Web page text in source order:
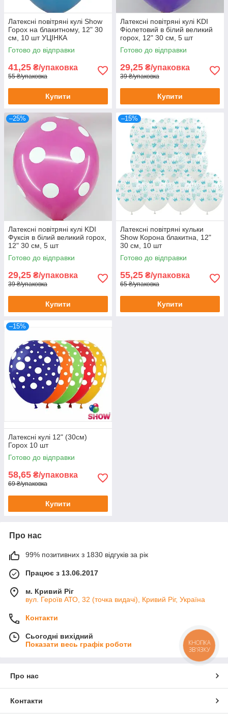
Латексні повітряні кулі Show
Горох на блакитному, 12" 30
см, 10 шт УЦІНКА
Готово до відправки
41,25 ₴/упаковка
55 ₴/упаковка
Купити
Латексні повітряні кулі KDI
Фіолетовий в білий великий
горох, 12" 30 см, 5 шт
Готово до відправки
29,25 ₴/упаковка
39 ₴/упаковка
Купити
–25%
Латексні повітряні кулі KDI
Фуксія в білий великий горох,
12" 30 см, 5 шт
Готово до відправки
29,25 ₴/упаковка
39 ₴/упаковка
Купити
–15%
Латексні повітряні кульки
Show Корона блакитна, 12"
30 см, 10 шт
Готово до відправки
55,25 ₴/упаковка
65 ₴/упаковка
Купити
–15%
Латексні кулі 12" (30см)
Горох 10 шт
Готово до відправки
58,65 ₴/упаковка
69 ₴/упаковка
Купити
Про нас
99% позитивних з 1830 відгуків за рік
Працює з 13.06.2017
м. Кривий Ріг
вул. Героїв АТО, 32 (точка видачі), Кривий Ріг, Україна
Контакти
Сьогодні вихідний
Показати весь графік роботи
Про нас
Контакти
КНОПКА
ЗВ'ЯЗКУ